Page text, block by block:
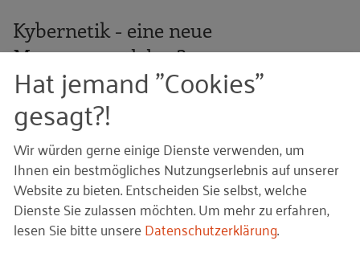
Kybernetik - eine neue
Managementlehre?
Kybernetik als Wissenschaft von der Regelung und
Informationsverarbeitung im Lebewesen und in der
Maschine geht zurück auf Norbert Wiener. Er
versprach, dass Kybernetik eine neue
Einheitswissenschaft begründe, die Mensch,
Wissenschaft und Gesellschaft für die
Anforderungen des anbrechenden
Computerzeitalters präparieren sollte. Das regte
Hat jemand "Cookies"
gesagt?!
Wir würden gerne einige Dienste verwenden, um
Ihnen ein bestmögliches Nutzungserlebnis auf unserer
Website zu bieten. Entscheiden Sie selbst, welche
Dienste Sie zulassen möchten.Um mehr zu erfahren,
lesen Sie bitte unsereDatenschutzerklärung.